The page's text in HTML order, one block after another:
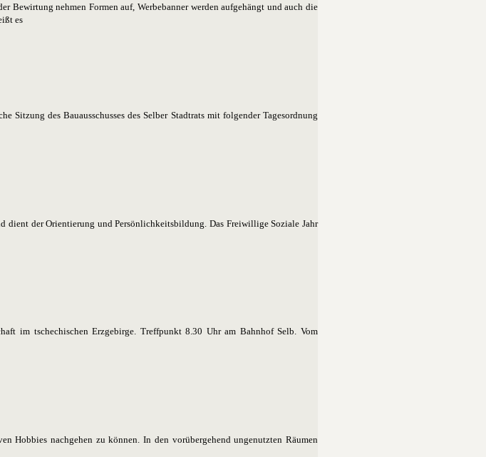
Bewirtung nehmen Formen auf, Werbebanner werden aufgehängt und auch die
es
des Bauausschusses des Selber Stadtrats mit folgender Tagesordnung
dient der Orientierung und Persönlichkeitsbildung. Das Freiwillige Soziale Jahr
im tschechischen Erzgebirge. Treffpunkt 8.30 Uhr am Bahnhof Selb. Vom
Hobbies nachgehen zu können. In den vorübergehend ungenutzten Räumen